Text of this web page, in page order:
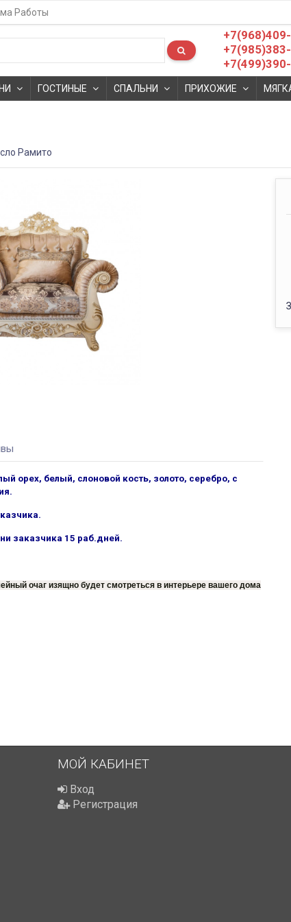
Работы
ГОСТИНЫЕ СПАЛЬНИ ПРИХОЖИЕ
Рамито
орех, белый, слоновой кость, золото, серебро, с
заказчика 15 раб.дней.
очаг изящно будет смотреться в интерьере вашего дома
МОЙ КАБИНЕТ
Вход
Регистрация